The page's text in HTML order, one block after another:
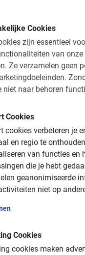
Cookies
zijn essentieel
van onze
Ze verzamelen geen
niet naar behoren
Cookies
cookies verbeteren je
en regio te
van functies en
die je hebt
geanonimiseerde
niet op
Cookies
cookies maken
City
iedereen kent deze
skyline wel bekend.
Baja Bikes.